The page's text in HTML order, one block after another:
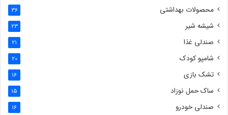
محصولات بهداشتی 36
شیشه شیر 23
صندلی غذا 21
شامپو کودک 20
تشک بازی 16
ساک حمل نوزاد 15
صندلی خودرو 16